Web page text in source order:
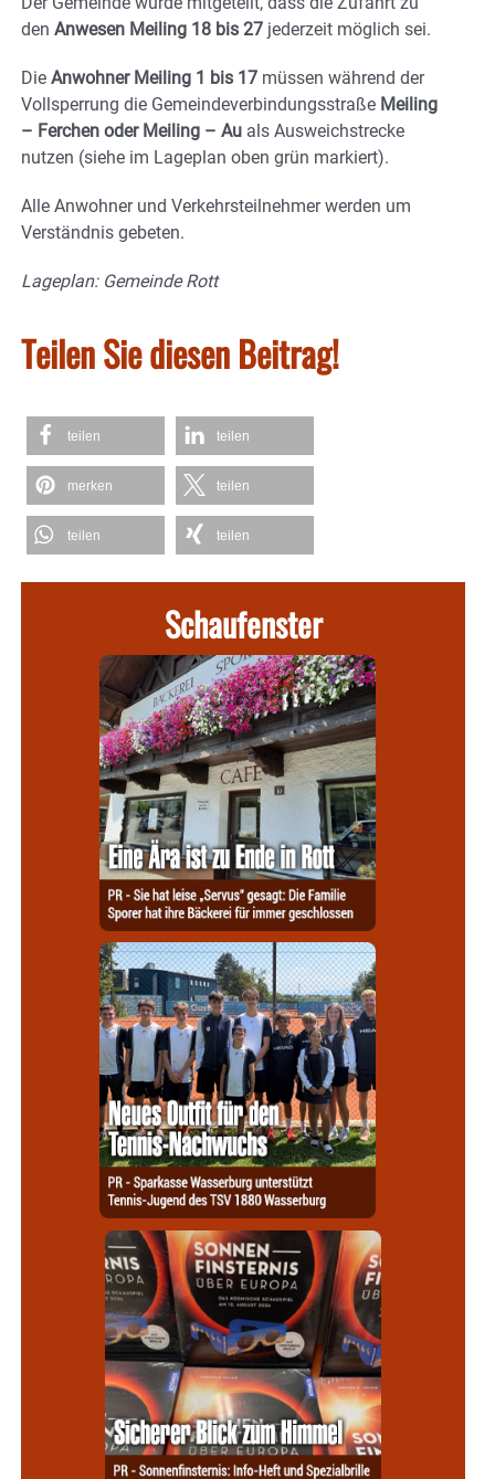
den Anwesen Meiling 18 bis 27 jederzeit möglich sei.
Die Anwohner Meiling 1 bis 17 müssen während der
Vollsperrung die Gemeindeverbindungsstraße Meiling
– Ferchen oder Meiling – Au als Ausweichstrecke
nutzen (siehe im Lageplan oben grün markiert).
Alle Anwohner und Verkehrsteilnehmer werden um
Verständnis gebeten.
Lageplan: Gemeinde Rott
Teilen Sie diesen Beitrag!
teilen teilen
merken teilen
teilen teilen
Schaufenster